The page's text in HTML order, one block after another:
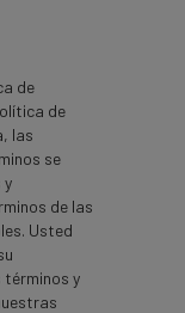
de
de
las
se
y
de las
Usted
términos y